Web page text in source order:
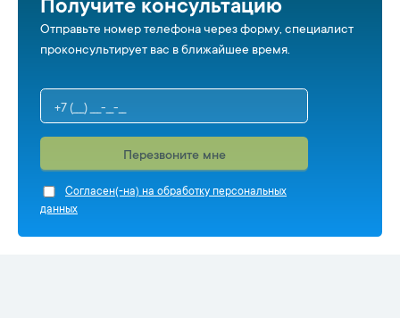
Получите консультацию
Отправьте номер телефона через форму, специалист
проконсультирует вас в ближайшее время.
Перезвоните мне
Cогласен(-на) на обработку персональных
данных